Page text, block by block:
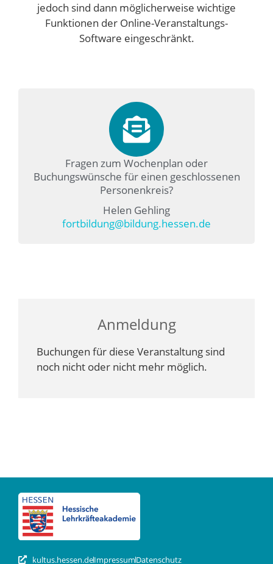
jedoch sind dann möglicherweise wichtige
Funktionen der Online-Veranstaltungs-
Software eingeschränkt.
Fragen zum Wochenplan oder
Buchungswünsche für einen geschlossenen
Personenkreis?
Helen Gehling
fortbildung@bildung.hessen.de
Anmeldung
Buchungen für diese Veranstaltung sind
noch nicht oder nicht mehr möglich.
kultus.hessen.deImpressumDatenschutz